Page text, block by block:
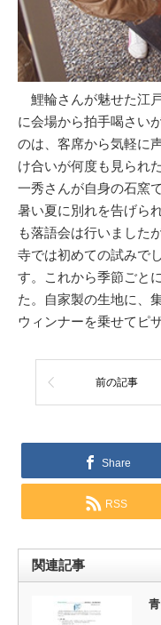
鯉輪さんが魅せた江
に会場から拍手喝さい
のは、客席から気軽に
け合いが何度も見られ
一秀さんが自身の石窯
暑い夏に別れを告げら
も落語会は行いました
寺では初めての試みで
す。これから季節ごと
た。自家製の生地に、
ウィンナーを乗せてピ
前の記事
Share
RSS
関連記事